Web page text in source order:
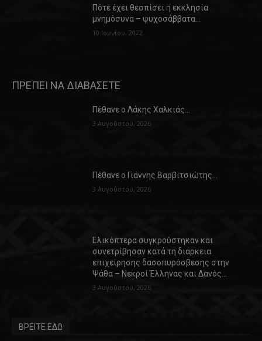
Πότε έχει θεσπίσει η εκκλησία
μνημόσυνα – ψυχοσάββατα…
10 Ιουνίου, 2022
ΠΡΕΠΕΙ ΝΑ ΔΙΑΒΑΣΕΤΕ
Πέθανε ο Λάκης Χαλκιάς…
3 Αυγούστου, 2026
Πέθανε ο Γιάννης Βαρβιτσιώτης…
3 Αυγούστου, 2026
Ελικόπτερα συγκρούστηκαν και
συνετρίβησαν κατά τη διάρκεια
επιχείρησης δασοπυρόσβεσης στην
Ψάθα – Νεκροί Έλληνας και Δανός…
3 Αυγούστου, 2026
ΒΡΕΙΤΕ ΕΔΩ